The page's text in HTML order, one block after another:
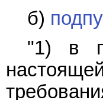
б)
"1) в